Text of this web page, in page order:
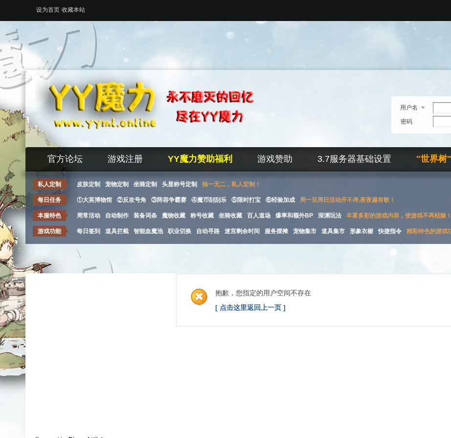
设为首页 收藏本站
用户名
密码
官方论坛 游戏注册 YY魔力赞助福利 游戏赞助 3.7服务器基础设置 "世界树
私人定制 皮肤定制 宠物定制 坐骑定制 头显称号定制 独一无二，私人定制！
每日任务 ①大英博物馆 ②反攻号角 ③阵容争霸赛 ④魔币刮刮乐 ⑤限时打宝 ⑥经验加成 周一至周日活动开不停,夜夜越有歌！
本服特色 周常活动 自动制作 装备词条 魔物收藏 称号收藏 坐骑收藏 百人道场 爆率和额外BP 深渊玩法 丰富多彩的游戏内容，使游戏不再枯燥！
游戏功能 每日签到 道具拦截 智能血魔池 职业切换 自动寻路 迷宫剩余时间 服务摆摊 宠物集市 道具集市 形象衣橱 快捷指令 精彩特色的游戏
抱歉，您指定的用户空间不存在
[ 点击这里返回上一页 ]